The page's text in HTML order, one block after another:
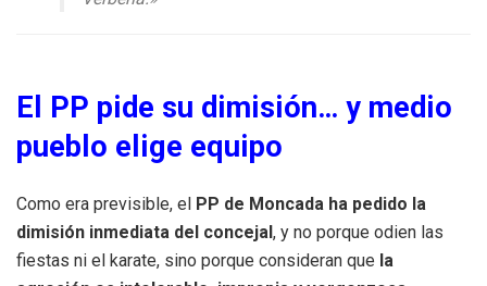
El PP pide su dimisión… y medio
pueblo elige equipo
Como era previsible, el
PP de Moncada ha pedido la
dimisión inmediata del concejal , y no porque odien las
fiestas ni el karate, sino porque consideran que la